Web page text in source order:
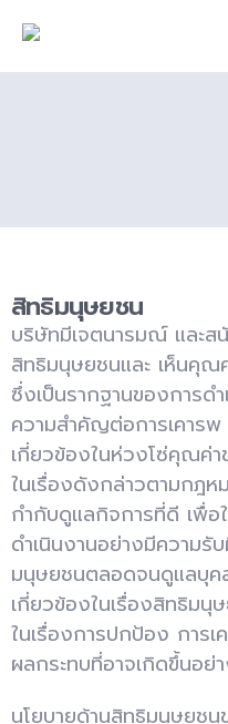
สิทธิมนุษยชน
บริษัทมีเจตนารมณ์ และส
สิทธิมนุษยชนและ เห็นคุณ
ซึ่งเป็นรากฐานของการ
ความสำคัญต่อการเคาร
เกี่ยวข้องในห่วงโซ่คุณค่
ในเรื่องดังกล่าวตามกฎห
กำกับดูแลกิจการที่ดี เพื่อ
ดำเนินงานอย่างมีความรั
มนุษยชนตลอดจนดูแลบุค
เกี่ยวข้องในเรื่องสิทธิมนุ
ในเรื่องการปกป้อง การเ
ผลกระทบที่อาจเกิดขึ้นอย่า
นโยบายด้านสิทธิมนุษยช